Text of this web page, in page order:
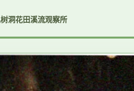
树洞花田溪流观察所